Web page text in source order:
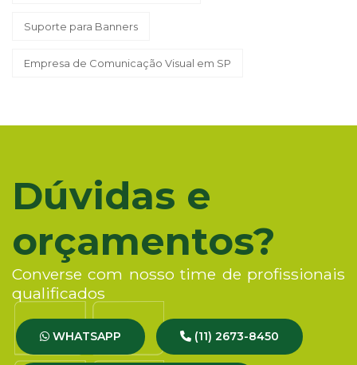
Suporte para Banners
Empresa de Comunicação Visual em SP
Dúvidas e
orçamentos?
Converse com nosso time de profissionais
qualificados
WHATSAPP (11) 2673-8450